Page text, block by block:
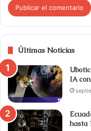
Últimas Noticias
IA
hasta